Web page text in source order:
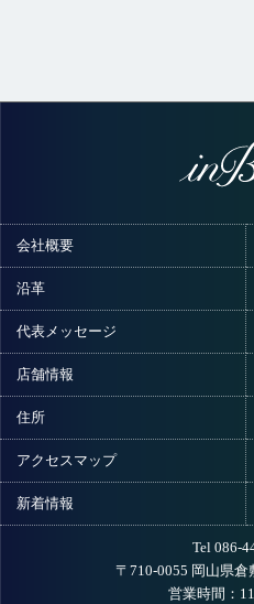
会社概要
沿革
代表メッセージ
店舗情報
住所
アクセスマップ
新着情報
Tel 086-
〒710-0055 岡山県倉
営業時間：